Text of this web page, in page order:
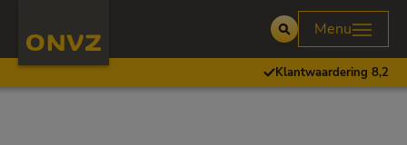
Open
Menu
Klantwaardering 8,2